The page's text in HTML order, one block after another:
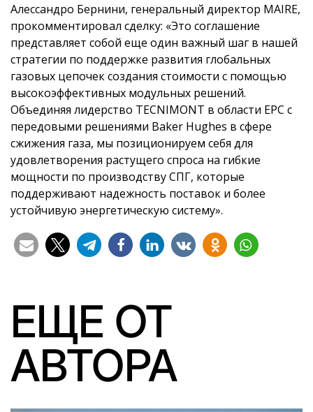
Алессандро Бернини, генеральный директор MAIRE,
прокомментировал сделку: «Это соглашение
представляет собой еще один важный шаг в нашей
стратегии по поддержке развития глобальных
газовых цепочек создания стоимости с помощью
высокоэффективных модульных решений.
Объединяя лидерство TECNIMONT в области EPC с
передовыми решениями Baker Hughes в сфере
сжижения газа, мы позиционируем себя для
удовлетворения растущего спроса на гибкие
мощности по производству СПГ, которые
поддерживают надежность поставок и более
устойчивую энергетическую систему».
ЕЩЕ ОТ
АВТОРА